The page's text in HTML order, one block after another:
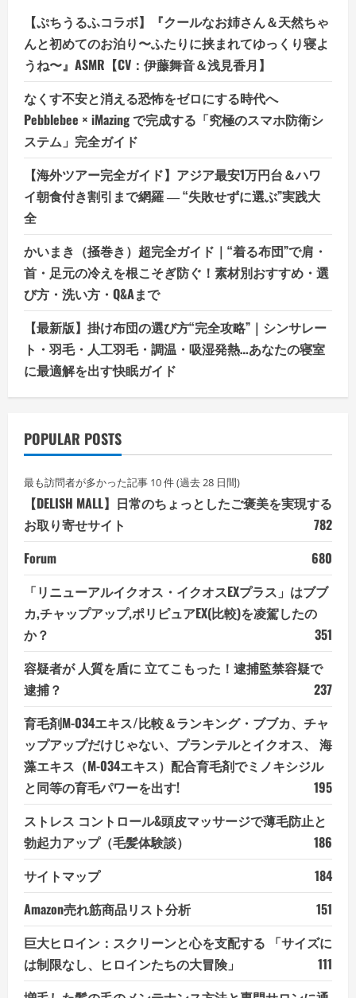
【ぷちうるふコラボ】『クールなお姉さん＆天然ちゃ
んと初めてのお泊り〜ふたりに挟まれてゆっくり寝よ
うね〜』ASMR【CV：伊藤舞音＆浅見香月】
なくす不安と消える恐怖をゼロにする時代へ
Pebblebee × iMazing で完成する「究極のスマホ防衛シ
ステム」完全ガイド
【海外ツアー完全ガイド】アジア最安1万円台＆ハワ
イ朝食付き割引まで網羅 ― “失敗せずに選ぶ”実践大
全
かいまき（掻巻き）超完全ガイド｜“着る布団”で肩・
首・足元の冷えを根こそぎ防ぐ！素材別おすすめ・選
び方・洗い方・Q&Aまで
【最新版】掛け布団の選び方“完全攻略”｜シンサレー
ト・羽毛・人工羽毛・調温・吸湿発熱…あなたの寝室
に最適解を出す快眠ガイド
POPULAR POSTS
最も訪問者が多かった記事 10 件 (過去 28 日間)
【DELISH MALL】日常のちょっとしたご褒美を実現する
お取り寄せサイト
782
Forum
680
「リニューアルイクオス・イクオスEXプラス」はブブ
カ,チャップアップ,ポリピュアEX(比較)を凌駕したの
か？
351
容疑者が 人質を盾に 立てこもった！逮捕監禁容疑で
逮捕？
237
育毛剤M-034エキス/比較＆ランキング・ブブカ、チャ
ップアップだけじゃない、プランテルとイクオス、 海
藻エキス（M-034エキス）配合育毛剤でミノキシジル
と同等の育毛パワーを出す!
195
ストレス コントロール&頭皮マッサージで薄毛防止と
勃起力アップ（毛髪体験談）
186
サイトマップ
184
Amazon売れ筋商品リスト分析
151
巨大ヒロイン：スクリーンと心を支配する 「サイズに
は制限なし、ヒロインたちの大冒険」
111